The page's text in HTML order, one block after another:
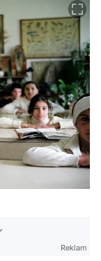
Reklam